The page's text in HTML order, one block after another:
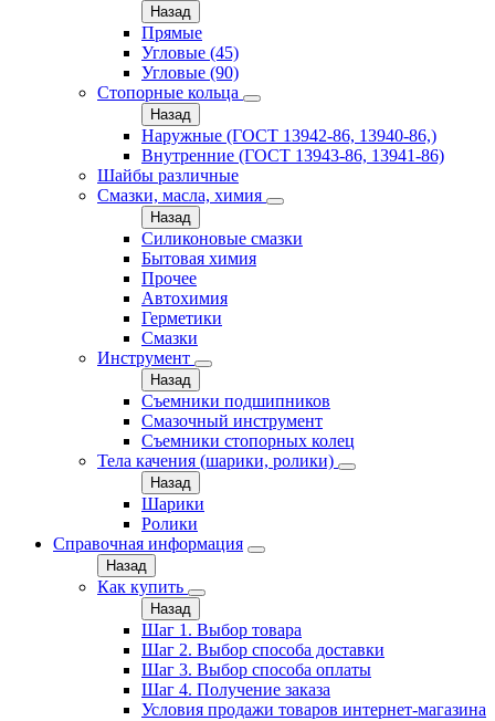
Назад
Прямые
Угловые (45)
Угловые (90)
Стопорные кольца
Назад
Наружные (ГОСТ 13942-86, 13940-86,)
Внутренние (ГОСТ 13943-86, 13941-86)
Шайбы различные
Смазки, масла, химия
Назад
Силиконовые смазки
Бытовая химия
Прочее
Автохимия
Герметики
Смазки
Инструмент
Назад
Съемники подшипников
Смазочный инструмент
Съемники стопорных колец
Тела качения (шарики, ролики)
Назад
Шарики
Ролики
Справочная информация
Назад
Как купить
Назад
Шаг 1. Выбор товара
Шаг 2. Выбор способа доставки
Шаг 3. Выбор способа оплаты
Шаг 4. Получение заказа
Условия продажи товаров интернет-магазина